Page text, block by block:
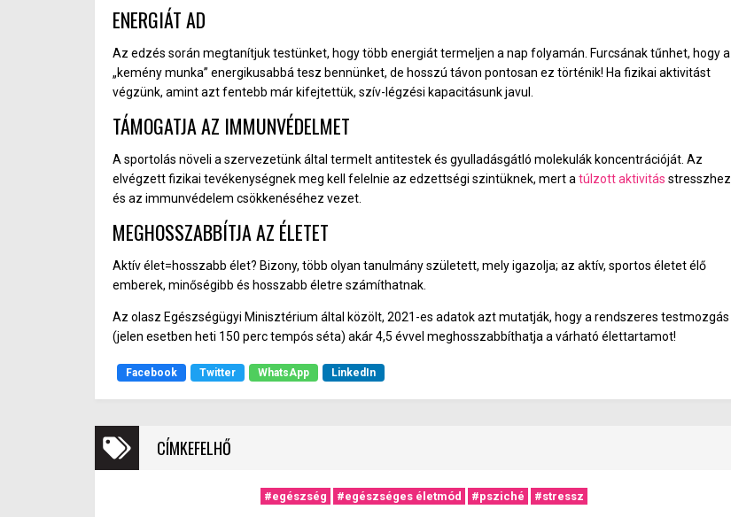
ENERGIÁT AD
Az edzés során megtanítjuk testünket, hogy több energiát termeljen a nap folyamán. Furcsának tűnhet, hogy a
„kemény munka” energikusabbá tesz bennünket, de hosszú távon pontosan ez történik! Ha fizikai aktivitást
végzünk, amint azt fentebb már kifejtettük, szív-légzési kapacitásunk javul.
TÁMOGATJA AZ IMMUNVÉDELMET
A sportolás növeli a szervezetünk által termelt antitestek és gyulladásgátló molekulák koncentrációját. Az
elvégzett fizikai tevékenységnek meg kell felelnie az edzettségi szintüknek, mert a túlzott aktivitás stresszhez
és az immunvédelem csökkenéséhez vezet.
MEGHOSSZABBÍTJA AZ ÉLETET
Aktív élet=hosszabb élet? Bizony, több olyan tanulmány született, mely igazolja; az aktív, sportos életet élő
emberek, minőségibb és hosszabb életre számíthatnak.
Az olasz Egészségügyi Minisztérium által közölt, 2021-es adatok azt mutatják, hogy a rendszeres testmozgás
(jelen esetben heti 150 perc tempós séta) akár 4,5 évvel meghosszabbíthatja a várható élettartamot!
Facebook Twitter WhatsApp LinkedIn
CÍMKEFELHŐ
#egészség #egészséges életmód #psziché #stressz